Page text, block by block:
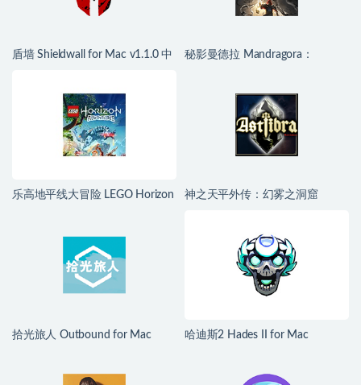
盾墙 Shieldwall for Mac v1.1.0 中
秘影曼德拉 Mandragora：
乐高地平线大冒险 LEGO Horizon
神之天平外传：幻雾之洞窟
拾光旅人 Outbound for Mac
哈迪斯2 Hades II for Mac